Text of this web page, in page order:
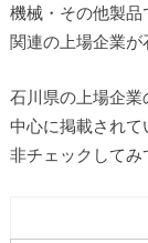
機械・その他製
関連の上場企業が
石川県の上場企業
中心に掲載され
非チェックしてみ